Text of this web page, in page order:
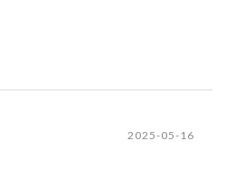
2025-05-16